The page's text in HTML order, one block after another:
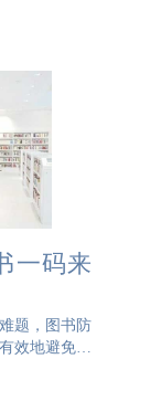
一码来
题，图书防
效地避免图
书真伪，真